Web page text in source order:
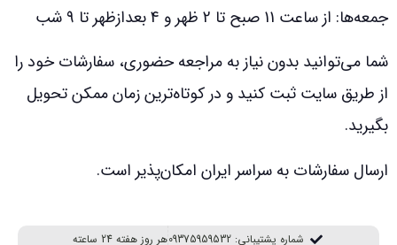
جمعه‌ها: از ساعت 11 صبح تا 2 ظهر و 4 بعدازظهر تا 9 شب
شما می‌توانید بدون نیاز به مراجعه حضوری، سفارشات خود را
از طریق سایت ثبت کنید و در کوتاه‌ترین زمان ممکن تحویل
بگیرید.
ارسال سفارشات به سراسر ایران امکان‌پذیر است.
شماره پشتیبانی: 09375959532 هر روز هفته 24 ساعته